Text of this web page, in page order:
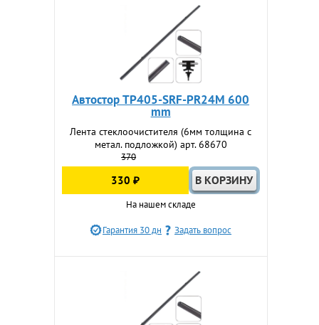
Автостор TP405-SRF-PR24M 600
mm
Лента стеклоочистителя (6мм толщина с
метал. подложкой) арт. 68670
370
330 ₽
На нашем складе
Гарантия 30 дн Задать вопрос